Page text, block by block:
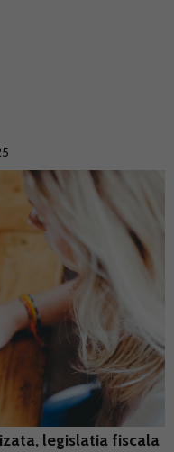
legislatia fiscala